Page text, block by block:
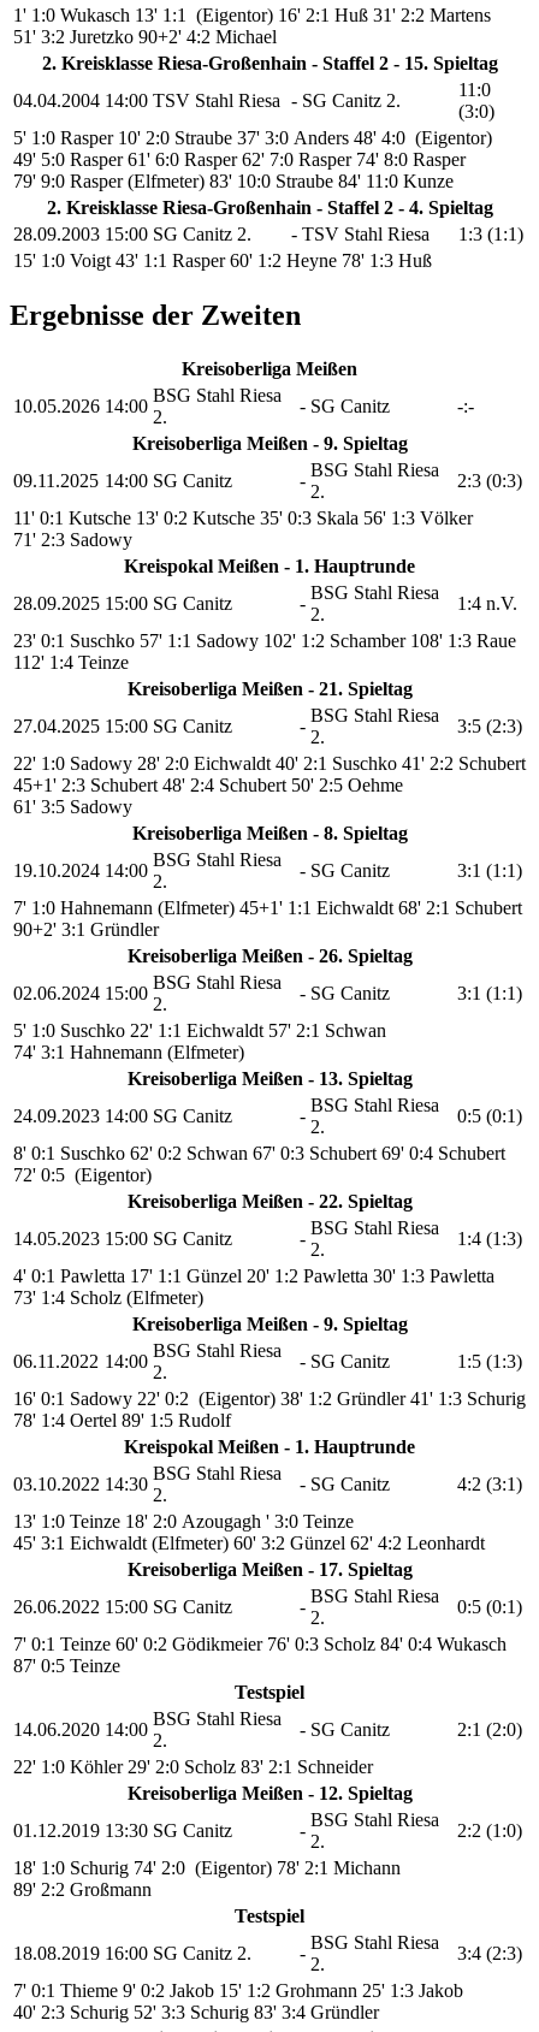
1' 1:0 Wukasch 13' 1:1 (Eigentor) 16' 2:1 Huß 31' 2:2 Martens
51' 3:2 Juretzko 90+2' 4:2 Michael
2. Kreisklasse Riesa-Großenhain - Staffel 2 - 15. Spieltag
04.04.2004 14:00 TSV Stahl Riesa - SG Canitz 2.
11:0
(3:0)
5' 1:0 Rasper 10' 2:0 Straube 37' 3:0 Anders 48' 4:0 (Eigentor)
49' 5:0 Rasper61' 6:0 Rasper62' 7:0 Rasper 74' 8:0 Rasper
79' 9:0 Rasper (Elfmeter) 83' 10:0 Straube 84' 11:0 Kunze
2. Kreisklasse Riesa-Großenhain - Staffel 2 - 4. Spieltag
28.09.2003 15:00 SG Canitz 2. - TSV Stahl Riesa
1:3 (1:1)
15' 1:0 Voigt 43' 1:1 Rasper60' 1:2 Heyne 78' 1:3 Huß
Ergebnisse der Zweiten
Kreisoberliga Meißen
10.05.2026 14:00
BSG Stahl Riesa
2.
- SG Canitz
-:-
Kreisoberliga Meißen - 9. Spieltag
09.11.2025 14:00 SG Canitz -
BSG Stahl Riesa
2.
2:3 (0:3)
11' 0:1 Kutsche 13' 0:2 Kutsche 35' 0:3 Skala 56' 1:3 Völker
71' 2:3 Sadowy
Kreispokal Meißen - 1. Hauptrunde
28.09.2025 15:00 SG Canitz -
BSG Stahl Riesa
2.
1:4 n.V.
23' 0:1 Suschko 57' 1:1 Sadowy 102' 1:2 Schamber 108' 1:3 Raue
112' 1:4 Teinze
Kreisoberliga Meißen - 21. Spieltag
27.04.2025 15:00 SG Canitz -
BSG Stahl Riesa
2.
3:5 (2:3)
22' 1:0 Sadowy 28' 2:0 Eichwaldt40' 2:1 Suschko 41' 2:2 Schubert
45+1' 2:3 Schubert48' 2:4 Schubert 50' 2:5 Oehme
61' 3:5 Sadowy
Kreisoberliga Meißen - 8. Spieltag
19.10.2024 14:00
BSG Stahl Riesa
2.
- SG Canitz
3:1 (1:1)
7' 1:0 Hahnemann (Elfmeter) 45+1' 1:1 Eichwaldt68' 2:1 Schubert
90+2' 3:1 Gründler
Kreisoberliga Meißen - 26. Spieltag
02.06.2024 15:00
BSG Stahl Riesa
2.
- SG Canitz
3:1 (1:1)
5' 1:0 Suschko 22' 1:1 Eichwaldt 57' 2:1 Schwan
74' 3:1 Hahnemann (Elfmeter)
Kreisoberliga Meißen - 13. Spieltag
24.09.2023 14:00 SG Canitz -
BSG Stahl Riesa
2.
0:5 (0:1)
8' 0:1 Suschko 62' 0:2 Schwan 67' 0:3 Schubert69' 0:4 Schubert
72' 0:5 (Eigentor)
Kreisoberliga Meißen - 22. Spieltag
14.05.2023 15:00 SG Canitz -
BSG Stahl Riesa
2.
1:4 (1:3)
4' 0:1 Pawletta 17' 1:1 Günzel 20' 1:2 Pawletta 30' 1:3 Pawletta
73' 1:4 Scholz (Elfmeter)
Kreisoberliga Meißen - 9. Spieltag
06.11.2022 14:00
BSG Stahl Riesa
2.
- SG Canitz
1:5 (1:3)
16' 0:1 Sadowy 22' 0:2 (Eigentor) 38' 1:2 Gründler41' 1:3 Schurig
78' 1:4 Oertel 89' 1:5 Rudolf
Kreispokal Meißen - 1. Hauptrunde
03.10.2022 14:30
BSG Stahl Riesa
2.
- SG Canitz
4:2 (3:1)
13' 1:0 Teinze 18' 2:0 Azougagh ' 3:0 Teinze
45' 3:1 Eichwaldt (Elfmeter) 60' 3:2 Günzel 62' 4:2 Leonhardt
Kreisoberliga Meißen - 17. Spieltag
26.06.2022 15:00 SG Canitz -
BSG Stahl Riesa
2.
0:5 (0:1)
7' 0:1 Teinze 60' 0:2 Gödikmeier 76' 0:3 Scholz 84' 0:4 Wukasch
87' 0:5 Teinze
Testspiel
14.06.2020 14:00
BSG Stahl Riesa
2.
- SG Canitz
2:1 (2:0)
22' 1:0 Köhler29' 2:0 Scholz 83' 2:1 Schneider
Kreisoberliga Meißen - 12. Spieltag
01.12.2019 13:30 SG Canitz -
BSG Stahl Riesa
2.
2:2 (1:0)
18' 1:0 Schurig 74' 2:0 (Eigentor) 78' 2:1 Michann
89' 2:2 Großmann
Testspiel
18.08.2019 16:00 SG Canitz 2. -
BSG Stahl Riesa
2.
3:4 (2:3)
7' 0:1 Thieme 9' 0:2 Jakob 15' 1:2 Grohmann 25' 1:3 Jakob
40' 2:3 Schurig 52' 3:3 Schurig 83' 3:4 Gründler